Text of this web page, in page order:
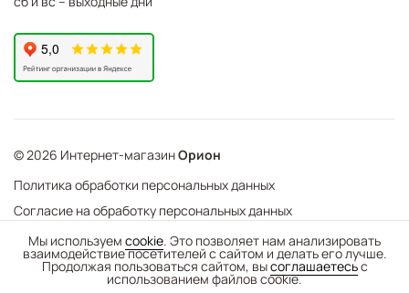
Мы используем cookie. Это позволяет нам анализировать
взаимодействие посетителей с сайтом и делать его лучше.
Продолжая пользоваться сайтом, высоглашаетесьс
использованием файлов cookie.
- + В корзину
© 2026 Интернет-магазинОрион
Политика обработки персональных данных
Согласие на обработку персональных данных
Web Механика
- создание интернет-магазинов